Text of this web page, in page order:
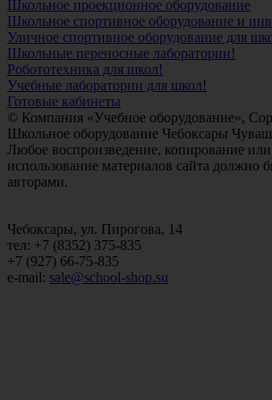
Школьное проекционное оборудование
Школьное спортивное оборудование и
Уличное спортивное оборудование для
Школьные переносные лаборатории!
Робототехника для школ!
Учебные лаборатории для школ!
Готовые кабинеты
© Компания «Учебное оборудование»,
Школьное оборудование Чебоксары
Любое воспроизведение, копирование
использование материалов сайта должно
авторами.
Чебоксары, ул. Пирогова, 14
тел: +7 (8352) 375-835
+7 (927) 66-75-835
e-mail: sale@school-shop.su